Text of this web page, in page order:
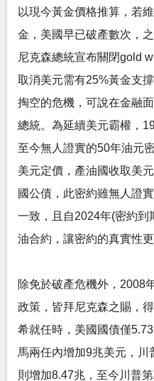
以現今黃金價格推算，若
金，美國早已破產數次，
尼克森總統宣布關閉gold
取消美元需有25%黃金支
掏空的危機，可說在金融
總統。為延續美元霸權，
至今無人證實的50年油元
美元定價，產油國收取美
國公債，此密約雖無人證
一致，且自2024年(密約到
油合約，讓密約的真實性更
除免於破產危機外，2008
政策，皆拜尼克森之賜，
希就任時，美國國債僅
馬兩任內增加9兆美元，川
則增加8.47兆，至今川普